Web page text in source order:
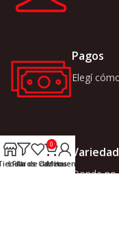
Pagos
Elegí
Variedad
Donde
Filtros
Lista de deseos
0
Carrito
Mi cuenta